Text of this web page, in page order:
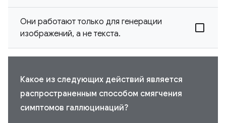
Они работают только для генерации
изображений, а не текста.
Какое из следующих действий является
распространенным способом смягчения
симптомов галлюцинаций?